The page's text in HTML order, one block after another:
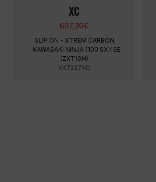
XC
607,30€
SLIP ON - XTREM CARBON
- KAWASAKI NINJA 1100 SX / SE
(ZXT10H)
KK7227XC